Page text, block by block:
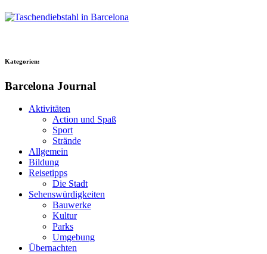
Kategorien:
Barcelona Journal
Aktivitäten
Action und Spaß
Sport
Strände
Allgemein
Bildung
Reisetipps
Die Stadt
Sehenswürdigkeiten
Bauwerke
Kultur
Parks
Umgebung
Übernachten